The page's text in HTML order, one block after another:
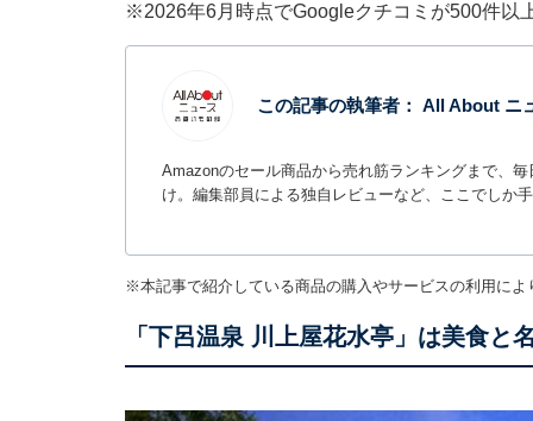
※2026年6月時点でGoogleクチコミが500件以
この記事の執筆者： All About ニ
Amazonのセール商品から売れ筋ランキングまで、
け。編集部員による独自レビューなど、ここでしか
※本記事で紹介している商品の購入やサービスの利用に
「下呂温泉 川上屋花水亭」は美食と